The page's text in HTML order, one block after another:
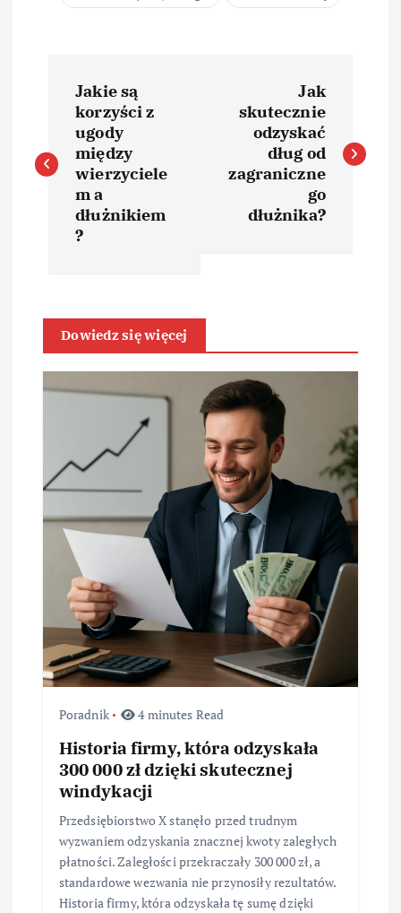
w
w
p
u
Jakie są
korzyści z
ugody
między
wierzyciele
m a
dłużnikiem
?
Jak
skutecznie
odzyskać
dług od
zagraniczne
go
dłużnika?
Dowiedz się więcej
Poradnik 4 minutes Read
Historia firmy, która odzyskała
300 000 zł dzięki skutecznej
windykacji
Przedsiębiorstwo X stanęło przed trudnym
wyzwaniem odzyskania znacznej kwoty zaległych
płatności. Zaległości przekraczały 300 000 zł, a
standardowe wezwania nie przynosiły rezultatów.
Historia firmy, która odzyskała tę sumę dzięki